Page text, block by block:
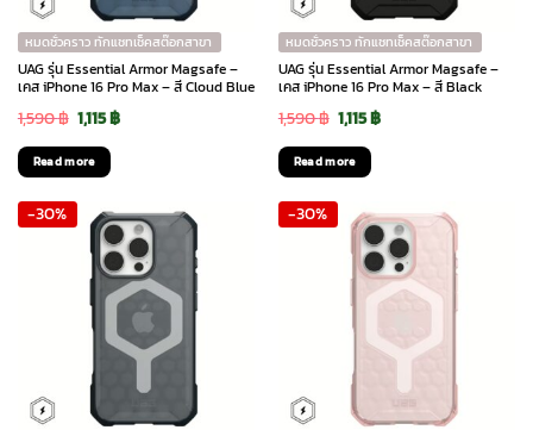
หมดชั่วคราว ทักแชทเช็คสต๊อกสาขา
UAG รุ่น Essential Armor Magsafe –
เคส iPhone 16 Pro Max – สี Cloud Blue
1,590฿ Original
price
was:
1,590 ฿.
1,115฿Current
1,115 ฿.
Read more
หมดชั่วคราว ทักแชทเช็คสต๊อกสาขา
UAG รุ่น Essential Armor Magsafe –
เคส iPhone 16 Pro Max – สี Black
1,590฿ Original
price
was:
1,590 ฿.
1,115฿Current
1,115 ฿.
Read more
-30% -30%